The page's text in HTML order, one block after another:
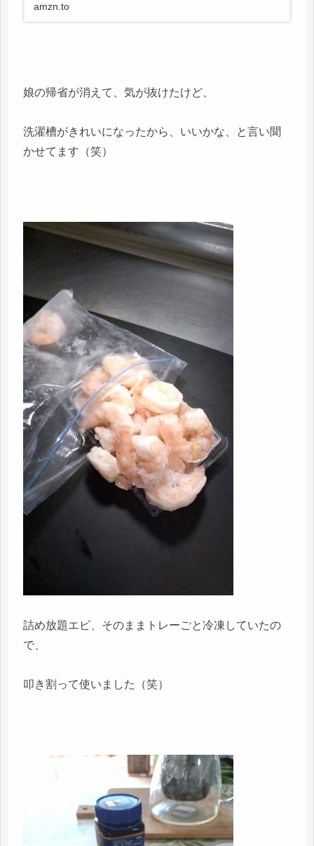
amzn.to
娘の帰省が消えて、気が抜けたけど、
洗濯槽がきれいになったから、いいかな、と言い聞
かせてます（笑）
詰め放題エビ、そのままトレーごと冷凍していたの
で、
叩き割って使いました（笑）